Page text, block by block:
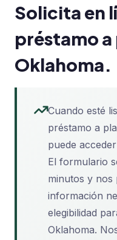
Solicita en
préstamo a
Oklahoma.
Cuando esté
préstamo a
puede
El formulario
minutos y
información
elegibilidad
Oklahoma.